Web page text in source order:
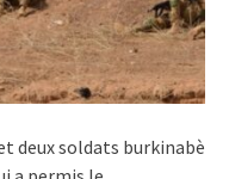
deux soldats burkinabè